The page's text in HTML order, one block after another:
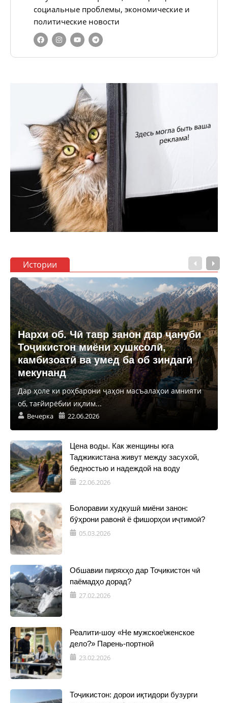
социальные проблемы, экономические и
политические новости
Истории
Нархи об. Чӣ тавр занон дар ҷануби
Тоҷикистон миёни хушксолӣ,
камбизоатӣ ва умед ба об зиндагӣ
мекунанд
Дар ҳоле ки роҳбарони ҷаҳон масъалаҳои амнияти
об, тағйирёбии иқлим...
Вечерка 22.06.2026
Цена воды. Как женщины юга
Таджикистана живут между засухой,
бедностью и надеждой на воду
22.06.2026
Болоравии худкушӣ миёни занон:
бӯҳрони равонӣ ё фишорҳои иҷтимоӣ?
05.03.2026
Обшавии пиряхҳо дар Тоҷикистон чӣ
паёмадҳо дорад?
27.02.2026
Реалити-шоу «Не мужское\женское
дело?» Парень-портной
23.02.2026
Тоҷикистон: дорои иқтидори бузурги